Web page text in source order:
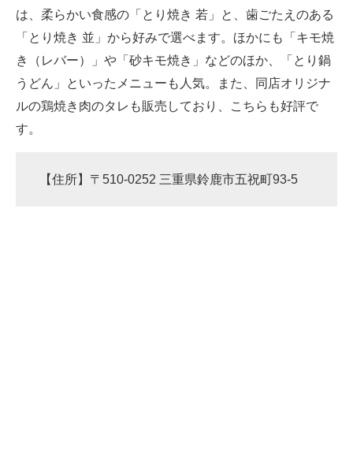
は、柔らかい食感の「とり焼き 若」と、歯ごたえのある
「とり焼き 並」から好みで選べます。ほかにも「キモ焼
き（レバー）」や「砂キモ焼き」などのほか、「とり鍋
うどん」といったメニューも人気。また、同店オリジナ
ルの鶏焼き肉のタレも販売しており、こちらも好評で
す。
【住所】〒510-0252 三重県鈴鹿市五祝町93-5